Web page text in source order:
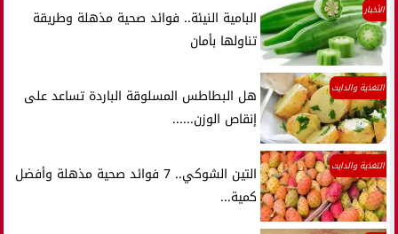
الأخبار
البامية النيئة.. فوائد صحية مذهلة وطريقة
تناولها بأمان
التغذية والدايت
هل البطاطس المسلوقة الباردة تساعد على
إنقاص الوزن......
التغذية والدايت
التين الشوكي.. 7 فوائد صحية مذهلة وأفضل
كمية...